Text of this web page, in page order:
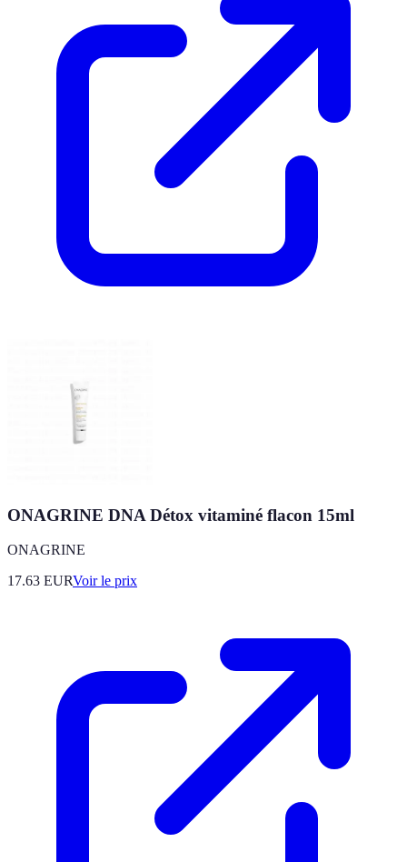
ONAGRINE DNA Détox vitaminé flacon 15ml
ONAGRINE
17.63 EURVoir le prix